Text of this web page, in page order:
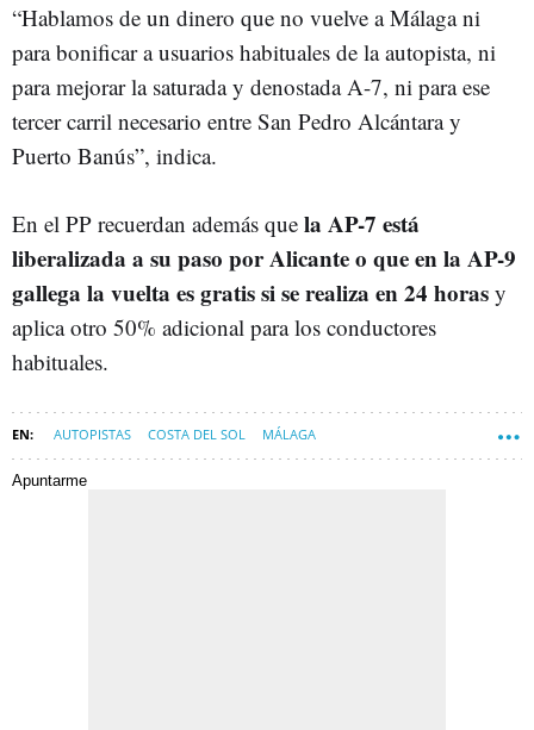
“Hablamos de un dinero que no vuelve a Málaga ni
para bonificar a usuarios habituales de la autopista, ni
para mejorar la saturada y denostada A-7, ni para ese
tercer carril necesario entre San Pedro Alcántara y
Puerto Banús”, indica.
En el PP recuerdan además que la AP-7 está
liberalizada a su paso por Alicante o que en la AP-9
gallega la vuelta es gratis si se realiza en 24 horas y
aplica otro 50% adicional para los conductores
habituales.
AUTOPISTAS COSTA DEL SOL MÁLAGA
Apuntarme